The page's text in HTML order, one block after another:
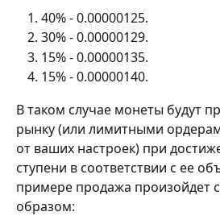
40% - 0.00000125.
30% - 0.00000129.
15% - 0.00000135.
15% - 0.00000140.
В таком случае монеты будут
рынку (или лимитными
от ваших настроек) при
ступени в соответствии с ее
примере продажа произойдет
образом: